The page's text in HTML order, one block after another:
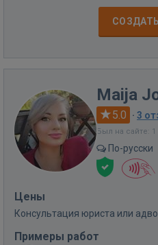
Maija
5.0 · 3
Был на сайте: 1
По-русски
Цены
Консультация юриста или
Примеры работ